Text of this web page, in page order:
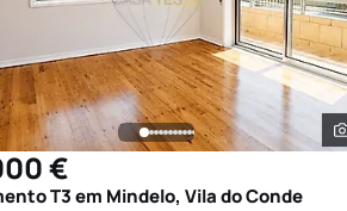
€
T3 em Mindelo, Vila do Conde